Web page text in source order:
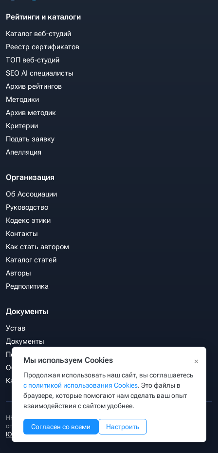
Рейтинги и каталоги
Каталог веб-студий
Реестр сертификатов
ТОП веб-студий
SEO AI специалисты
Архив рейтингов
Методики
Архив методик
Критерии
Подать заявку
Апелляция
Организация
Об Ассоциации
Руководство
Кодекс этики
Контакты
Как стать автором
Каталог статей
Авторы
Редполитика
Документы
Устав
Документы
Политика конфиденциальности
Обработка персональных данных
Карта сайта
НКО «Ассоциация веб-разработчиков, директологов и СЕО-
специалистов «РунетЭксперт»
зарегистрирована Министерством
Юстиции РФ(уч. №3414063847) 18.02.2026 г. ОГРН 1263400001149
Мы используем Cookies
Продолжая использовать наш сайт, вы соглашаетесь
с политикой использования Cookies. Это файлы в
браузере, которые помогают нам сделать ваш опыт
взаимодействия с сайтом удобнее.
Согласен со всеми Настроить
×